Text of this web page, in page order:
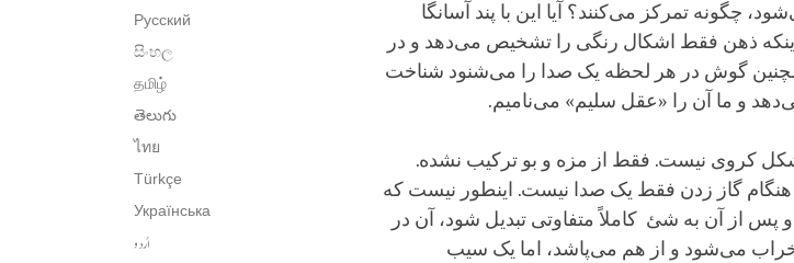
Русский
සිංහල
தமிழ்
తెలుగు
ไทย
Türkçe
Українська
اُردو
چگونه تمرکز می‌کنند؟ آیا این با پند آسانگا
اینکه ذهن فقط اشکال رنگی را تشخیص می‌دهد و در
گوش در هر لحظه یک صدا را می‌شنود شناخت
و ما آن را «عقل سلیم» می‌نامیم.
کروی نیست. فقط از مزه و بو ترکیب نشده.
گاز زدن فقط یک صدا نیست. اینطور نیست که
از آن به شئ کاملاً متفاوتی تبدیل شود، آن در
می‌شود و از هم می‌پاشد، اما یک سیب